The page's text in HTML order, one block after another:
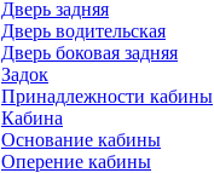
Дверь задняя
Дверь водительская
Дверь боковая задняя
Задок
Принадлежности кабины
Кабина
Основание кабины
Оперение кабины